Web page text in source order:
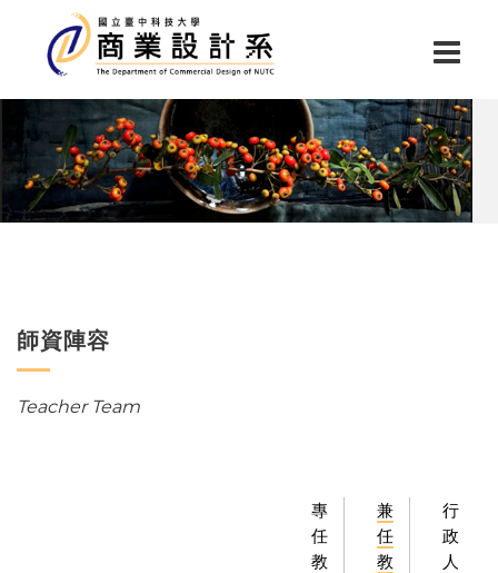
師資陣容
Teacher Team
專
任
教
兼
任
教
行
政
人